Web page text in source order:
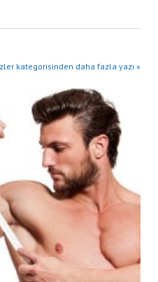
kategorisinden daha fazla yazı »